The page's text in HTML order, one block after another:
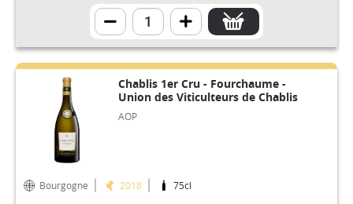
Chablis 1er Cru - Fourchaume -
Union des Viticulteurs de Chablis
AOP
Bourgogne 2018 75cl